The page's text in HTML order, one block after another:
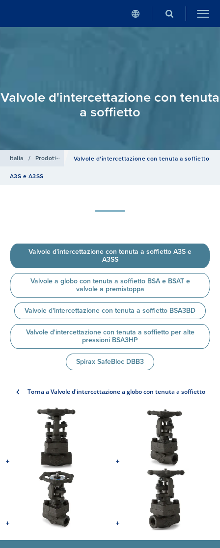
Valvole d'intercettazione con tenuta
a soffietto
Italia / Prodotti Valvole d'intercettazione e di ritegno / Valvole
Valvole d'intercettazione con tenuta a soffietto
A3S e A3SS
Valvole d'intercettazione con tenuta a soffietto A3S e
A3SS
Valvole a globo con tenuta a soffietto BSA e BSAT e
valvole a premistoppa
Valvole d'intercettazione con tenuta a soffietto BSA3BD
Valvole d'intercettazione con tenuta a soffietto per alte
pressioni BSA3HP
Spirax SafeBloc DBB3
Torna a Valvole d'intercettazione a globo con tenuta a soffietto